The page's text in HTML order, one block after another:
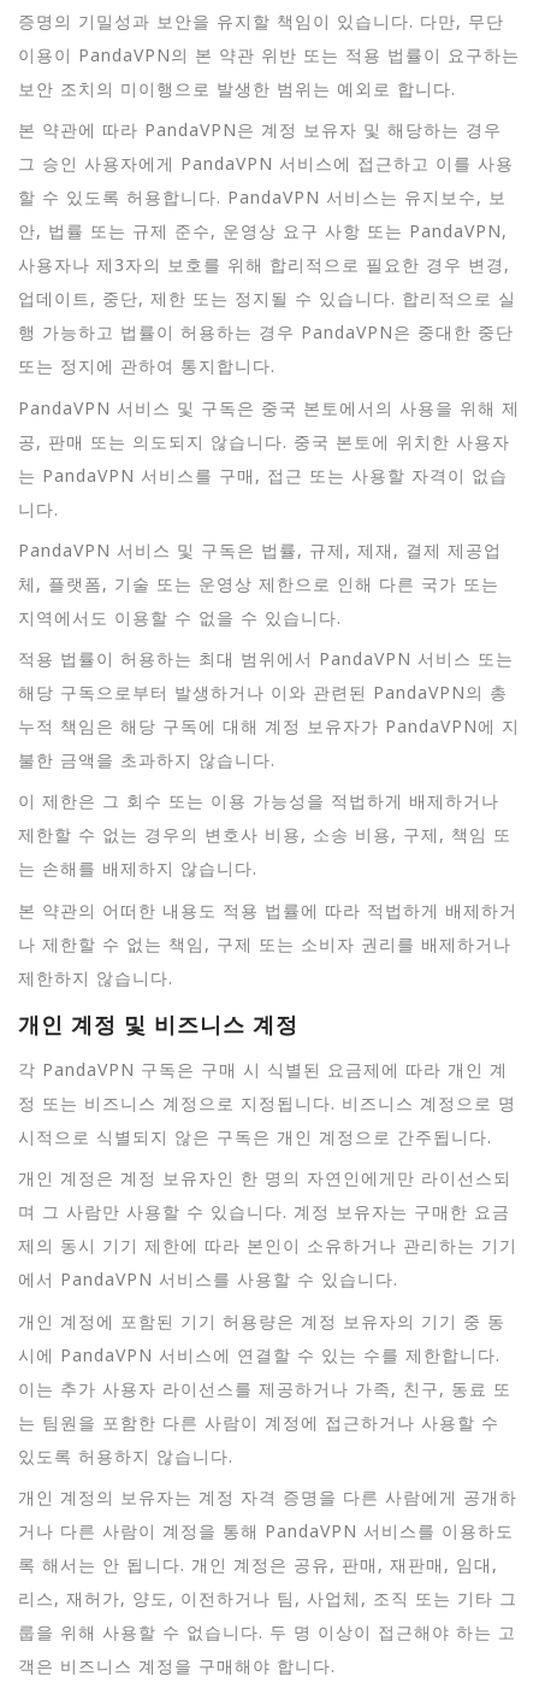
증명의 기밀성과 보안을 유지할 책임이 있습니다. 다만, 무단
이용이 PandaVPN의 본 약관 위반 또는 적용 법률이 요구하는
보안 조치의 미이행으로 발생한 범위는 예외로 합니다.
본 약관에 따라 PandaVPN은 계정 보유자 및 해당하는 경우
그 승인 사용자에게 PandaVPN 서비스에 접근하고 이를 사용
할 수 있도록 허용합니다. PandaVPN 서비스는 유지보수, 보
안, 법률 또는 규제 준수, 운영상 요구 사항 또는 PandaVPN,
사용자나 제3자의 보호를 위해 합리적으로 필요한 경우 변경,
업데이트, 중단, 제한 또는 정지될 수 있습니다. 합리적으로 실
행 가능하고 법률이 허용하는 경우 PandaVPN은 중대한 중단
또는 정지에 관하여 통지합니다.
PandaVPN 서비스 및 구독은 중국 본토에서의 사용을 위해 제
공, 판매 또는 의도되지 않습니다. 중국 본토에 위치한 사용자
는 PandaVPN 서비스를 구매, 접근 또는 사용할 자격이 없습
니다.
PandaVPN 서비스 및 구독은 법률, 규제, 제재, 결제 제공업
체, 플랫폼, 기술 또는 운영상 제한으로 인해 다른 국가 또는
지역에서도 이용할 수 없을 수 있습니다.
적용 법률이 허용하는 최대 범위에서 PandaVPN 서비스 또는
해당 구독으로부터 발생하거나 이와 관련된 PandaVPN의 총
누적 책임은 해당 구독에 대해 계정 보유자가 PandaVPN에 지
불한 금액을 초과하지 않습니다.
이 제한은 그 회수 또는 이용 가능성을 적법하게 배제하거나
제한할 수 없는 경우의 변호사 비용, 소송 비용, 구제, 책임 또
는 손해를 배제하지 않습니다.
본 약관의 어떠한 내용도 적용 법률에 따라 적법하게 배제하거
나 제한할 수 없는 책임, 구제 또는 소비자 권리를 배제하거나
제한하지 않습니다.
개인 계정 및 비즈니스 계정
각 PandaVPN 구독은 구매 시 식별된 요금제에 따라 개인 계
정 또는 비즈니스 계정으로 지정됩니다. 비즈니스 계정으로 명
시적으로 식별되지 않은 구독은 개인 계정으로 간주됩니다.
개인 계정은 계정 보유자인 한 명의 자연인에게만 라이선스되
며 그 사람만 사용할 수 있습니다. 계정 보유자는 구매한 요금
제의 동시 기기 제한에 따라 본인이 소유하거나 관리하는 기기
에서 PandaVPN 서비스를 사용할 수 있습니다.
개인 계정에 포함된 기기 허용량은 계정 보유자의 기기 중 동
시에 PandaVPN 서비스에 연결할 수 있는 수를 제한합니다.
이는 추가 사용자 라이선스를 제공하거나 가족, 친구, 동료 또
는 팀원을 포함한 다른 사람이 계정에 접근하거나 사용할 수
있도록 허용하지 않습니다.
개인 계정의 보유자는 계정 자격 증명을 다른 사람에게 공개하
거나 다른 사람이 계정을 통해 PandaVPN 서비스를 이용하도
록 해서는 안 됩니다. 개인 계정은 공유, 판매, 재판매, 임대,
리스, 재허가, 양도, 이전하거나 팀, 사업체, 조직 또는 기타 그
룹을 위해 사용할 수 없습니다. 두 명 이상이 접근해야 하는 고
객은 비즈니스 계정을 구매해야 합니다.